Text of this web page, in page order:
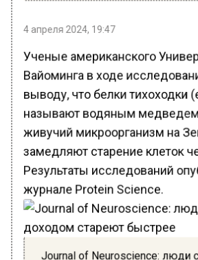
Ученые американского
Вайоминга в ходе
выводу, что белки тихоходки
называют водяным
живучий микроорганизм на
Результаты исследований
журнале Protein Science.
Journal of Neuroscience: люди